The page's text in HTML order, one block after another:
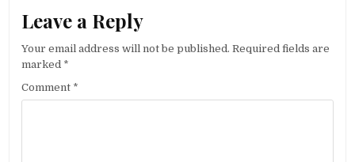
Leave a Reply
Your email address will not be published. Required fields are
marked *
Comment *